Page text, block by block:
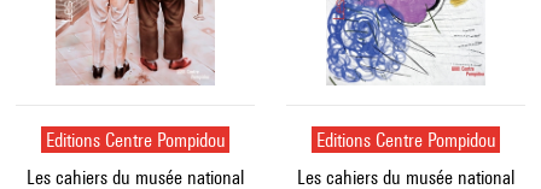
Editions Centre Pompidou
Les cahiers du musée national
Editions Centre Pompidou
Les cahiers du musée national